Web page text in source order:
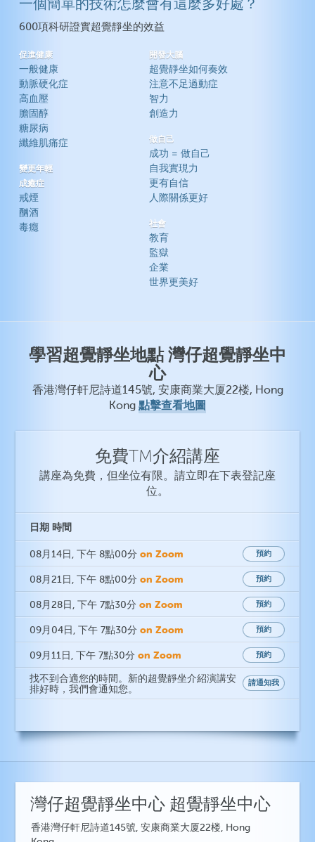
一個簡單的技術怎麼會有這麼多好處？
600項科研證實超覺靜坐的效益
促進健康
一般健康
動脈硬化症
高血壓
膽固醇
糖尿病
纖維肌痛症
變更年輕
成癒症
戒煙
酗酒
毒癮
開發大腦
超覺靜坐如何奏效
注意不足過動症
智力
創造力
做自己
成功 = 做自己
自我實現力
更有自信
人際關係更好
社會
教育
監獄
企業
世界更美好
學習超覺靜坐地點 灣仔超覺靜坐中
心
香港灣仔軒尼詩道145號, 安康商業大厦22楼, Hong
Kong 點擊查看地圖
免費TM介紹講座
講座為免費，但坐位有限。請立即在下表登記座
位。
日期 時間
08月14日 , 下午 8點00分 on Zoom 預約
08月21日 , 下午 8點00分 on Zoom 預約
08月28日 , 下午 7點30分 on Zoom 預約
09月04日 , 下午 7點30分 on Zoom 預約
09月11日 , 下午 7點30分 on Zoom 預約
找不到合適您的時間。新的超覺靜坐介紹演講安
排好時，我們會通知您。
請通知我
灣仔超覺靜坐中心 超覺靜坐中心
香港灣仔軒尼詩道145號, 安康商業大厦22楼, Hong